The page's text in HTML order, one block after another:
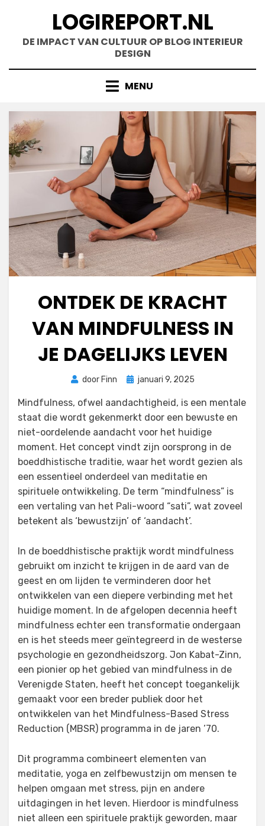
inhoud
LOGIREPORT.NL
DE IMPACT VAN CULTUUR OP BLOG INTERIEUR
DESIGN
MENU
ONTDEK DE KRACHT
VAN MINDFULNESS IN
JE DAGELIJKS LEVEN
door Finn
Geplaatst
januari 9, 2025
Mindfulness, ofwel aandachtigheid, is een mentale
staat die wordt gekenmerkt door een bewuste en
niet-oordelende aandacht voor het huidige
moment. Het concept vindt zijn oorsprong in de
boeddhistische traditie, waar het wordt gezien als
een essentieel onderdeel van meditatie en
spirituele ontwikkeling. De term “mindfulness” is
een vertaling van het Pali-woord “sati”, wat zoveel
betekent als ‘bewustzijn’ of ‘aandacht’.
In de boeddhistische praktijk wordt mindfulness
gebruikt om inzicht te krijgen in de aard van de
geest en om lijden te verminderen door het
ontwikkelen van een diepere verbinding met het
huidige moment. In de afgelopen decennia heeft
mindfulness echter een transformatie ondergaan
en is het steeds meer geïntegreerd in de westerse
psychologie en gezondheidszorg. Jon Kabat-Zinn,
een pionier op het gebied van mindfulness in de
Verenigde Staten, heeft het concept toegankelijk
gemaakt voor een breder publiek door het
ontwikkelen van het Mindfulness-Based Stress
Reduction (MBSR) programma in de jaren ’70.
Dit programma combineert elementen van
meditatie, yoga en zelfbewustzijn om mensen te
helpen omgaan met stress, pijn en andere
uitdagingen in het leven. Hierdoor is mindfulness
niet alleen een spirituele praktijk geworden, maar